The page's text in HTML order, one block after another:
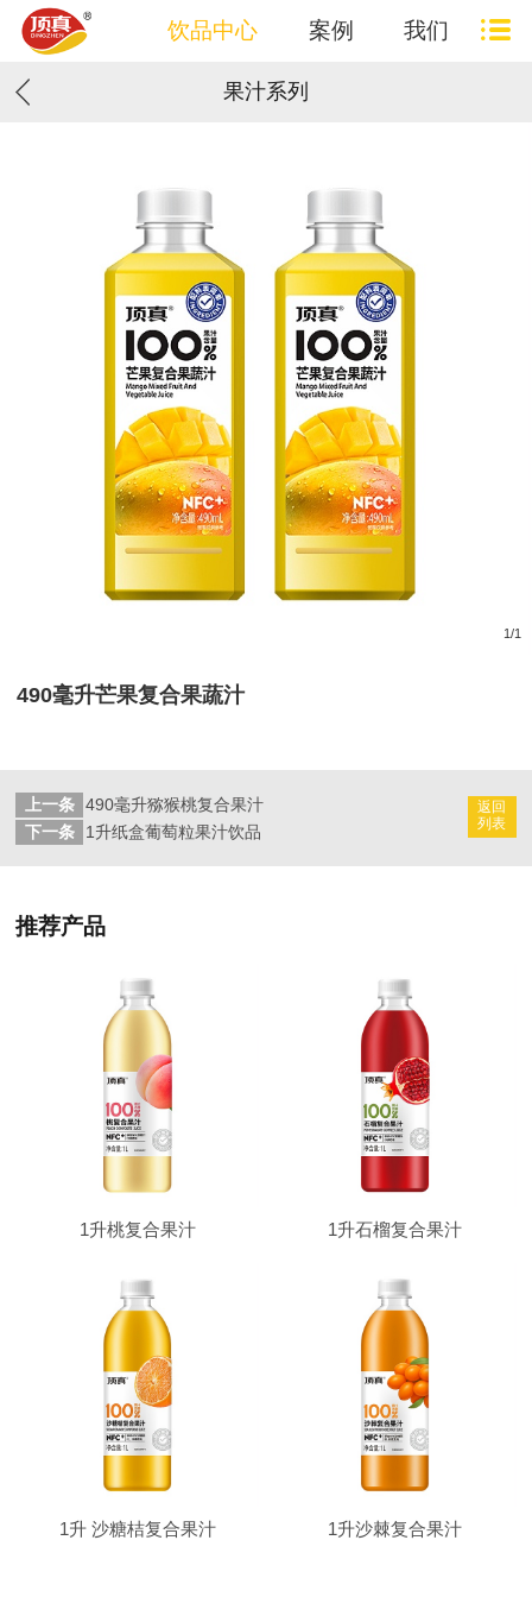
饮品中心 案例 我们
果汁系列
1/1
490毫升芒果复合果蔬汁
返回
列表
上一条 490毫升猕猴桃复合果汁
下一条
1升纸盒葡萄粒果汁饮品
推荐产品
1升桃复合果汁 1升石榴复合果汁
1升 沙糖桔复合果汁 1升沙棘复合果汁